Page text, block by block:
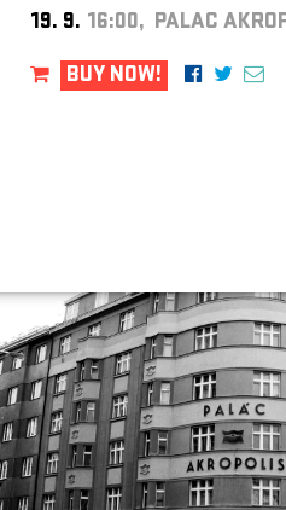
19. 9. 16:00, PALAC
BUY NOW!